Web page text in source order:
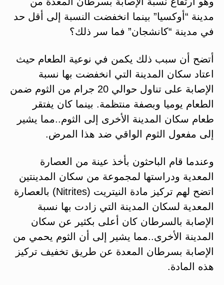
مدينة “أوكسيا” بينما انخفضت النسبة إلى أقل حد
في مدينة “كانشجان” فما سر ذلك؟
أتضح أن سبب ذلك يكمن في نوعية الطعام حيث
اعتاد سكان المدينة التي انخفضت بها نسبة
الإصابة على تناول حوالي 20 جرام من الثوم ضمن
الطعام يوميا وبصفة منتظمة. بينما كان يفتقر
طعام سكان المدينة الأخرى إلى الثوم..مما يشير
إلى مفعول الثوم الواقي ضد هذا المرض.
وعندما قام الباحثون بأخذ عينة من العصارة
المعدية ودراستها لمجموعة من سكان المدينتين
اتضح لهم تركيز مادة النيتريت (Nitrites) بالعصارة
المعدية لسكان المدينة التي زادت بها نسبة
الإصابة بالسرطان كان أعلى بكثير عن سكان
المدينة الأخرى..مما يشير إلى أن الثوم يحمي من
الإصابة بسرطان المعدة عن طريق تخفيف تركيز
هذه المادة.